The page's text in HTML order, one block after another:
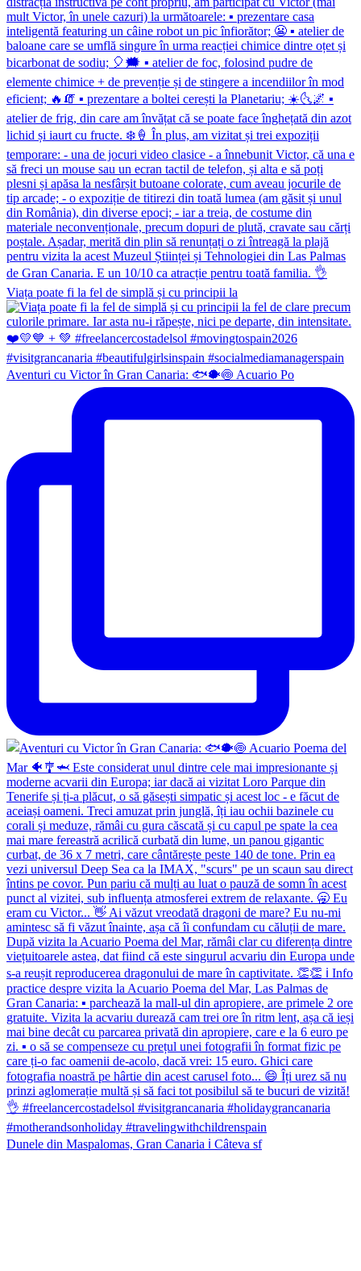
Viața poate fi la fel de simplă și cu principii la
Aventuri cu Victor în Gran Canaria: 🐟🐡🍥 Acuario Po
Dunele din Maspalomas, Gran Canaria ℹ️ Câteva sf